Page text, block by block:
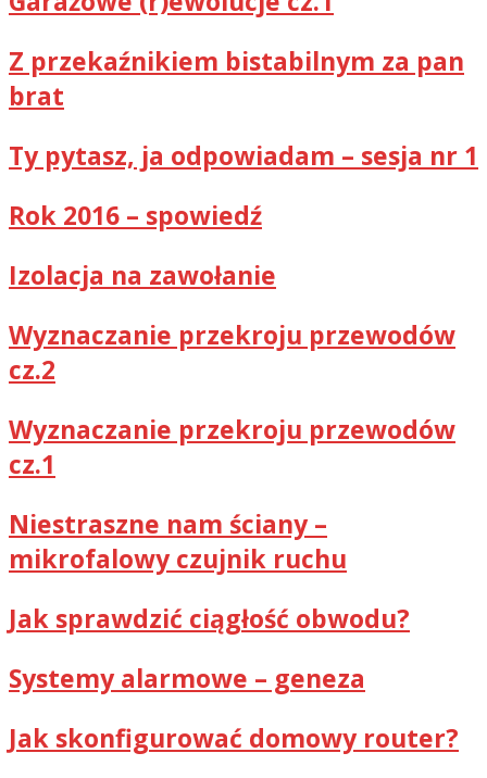
Z przekaźnikiem bistabilnym za pan
brat
Ty pytasz, ja odpowiadam – sesja nr 1
Rok 2016 – spowiedź
Izolacja na zawołanie
Wyznaczanie przekroju przewodów
cz.2
Wyznaczanie przekroju przewodów
cz.1
Niestraszne nam ściany –
mikrofalowy czujnik ruchu
Jak sprawdzić ciągłość obwodu?
Systemy alarmowe – geneza
Jak skonfigurować domowy router?